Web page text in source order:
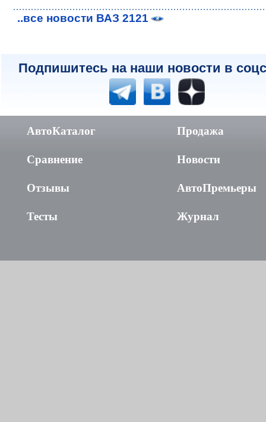
..все новости ВАЗ 2121
Подпишитесь на наши новости в
АвтоКаталог
Сравнение
Отзывы
Тесты
Продажа
Новости
АвтоПремьеры
Журнал